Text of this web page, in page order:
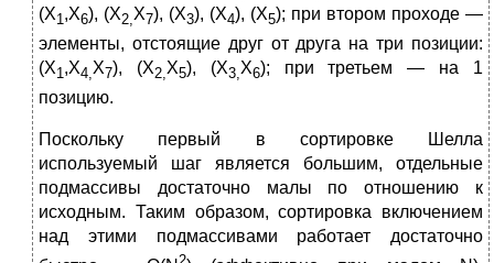
(Х1 ,Х6), (Х2, Х7), (Х3), (Х4), (Х5); при втором проходе —
элементы, отстоящие друг от друга на три позиции:
(Х1 ,Х4, Х7), (Х2, Х5), (Х3, Х6); при третьем — на 1
позицию.
Поскольку первый в сортировке Шелла
используемый шаг является большим, отдельные
подмассивы достаточно малы по отношению к
исходным. Таким образом, сортировка включением
над этими подмассивами работает достаточно